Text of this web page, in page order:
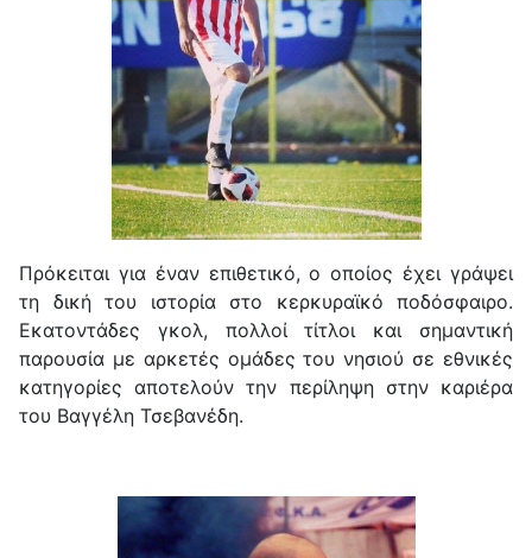
Πρόκειται για έναν επιθετικό, ο οποίος έχει γράψει
τη δική του ιστορία στο κερκυραϊκό ποδόσφαιρο.
Εκατοντάδες γκολ, πολλοί τίτλοι και σημαντική
παρουσία με αρκετές ομάδες του νησιού σε εθνικές
κατηγορίες αποτελούν την περίληψη στην καριέρα
του Βαγγέλη Τσεβανέδη.